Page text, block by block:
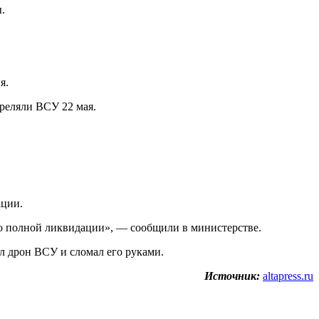
ВСУ 22 мая.
полной ликвидации», — сообщили в министерстве.
дрон ВСУ и сломал его руками.
Источник: altapress.ru